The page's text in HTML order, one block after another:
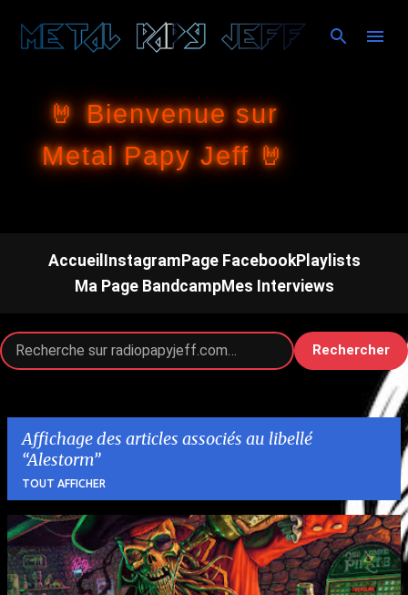
Accéder au contenu principal
🤘 Bienvenue sur
Metal Papy Jeff 🤘
Accueil InstagramPage FacebookPlaylists
Ma Page BandcampMes Interviews
Rechercher
Affichage des articles associés au libellé
Alestorm
TOUT AFFICHER
A
r